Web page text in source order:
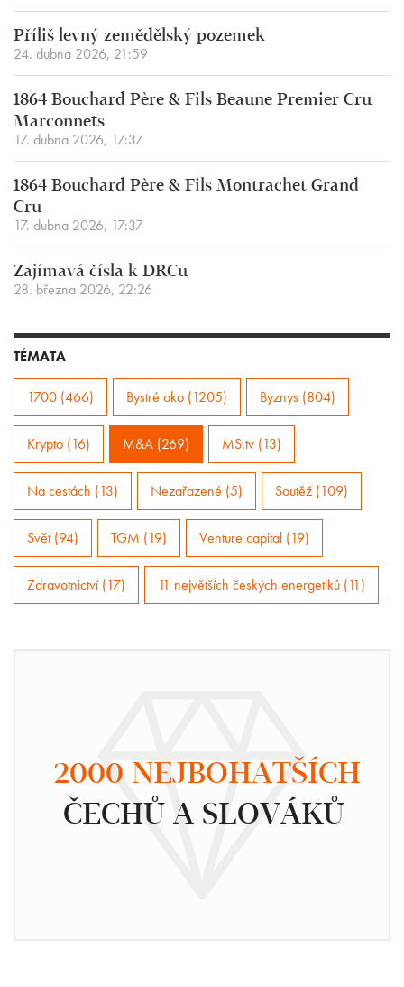
Příliš levný zemědělský pozemek
24. dubna 2026, 21:59
1864 Bouchard Père & Fils Beaune Premier Cru
Marconnets
17. dubna 2026, 17:37
1864 Bouchard Père & Fils Montrachet Grand
Cru
17. dubna 2026, 17:37
Zajímavá čísla k DRCu
28. března 2026, 22:26
TÉMATA
1700 (466) Bystré oko (1205) Byznys (804)
Krypto (16) M&A (269) MS.tv (13)
Na cestách (13) Nezařazené (5) Soutěž (109)
Svět (94) TGM (19) Venture capital (19)
Zdravotnictví (17) 11 největších českých energetiků (11)
2000 NEJBOHATŠÍCH
ČECHŮ A SLOVÁKŮ